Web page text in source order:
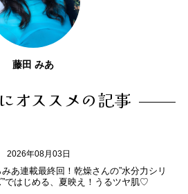
藤田 みあ
オススメの記事
2026年08月03日
みあ連載最終回！乾燥さんの”水分力シリ
”ではじめる、夏映え！うるツヤ肌♡